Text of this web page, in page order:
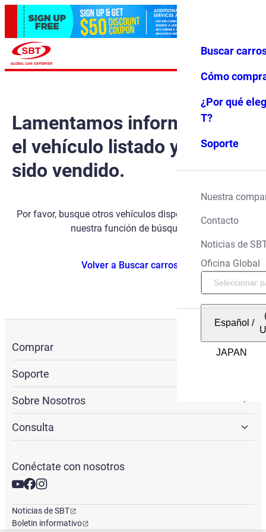
Favoritos Menú
Buscar
Cómo
¿Por qué
T?
Soporte
Nuestra
Contacto
Noticias de
Oficina Global
Español /
Lamentamos informarle que
el vehículo listado ya ha
sido vendido.
Por favor, busque otros vehículos disponibles utilizando
nuestra función de búsqueda.
Volver a Buscar carros
Comprar
Soporte
Sobre Nosotros
Consulta
Conéctate con nosotros
Noticias de SBT
Boletin informativo